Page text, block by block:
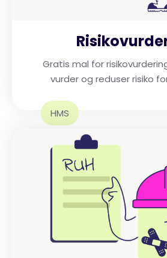
Gratis mal for
vurder og reduser risiko
HMS